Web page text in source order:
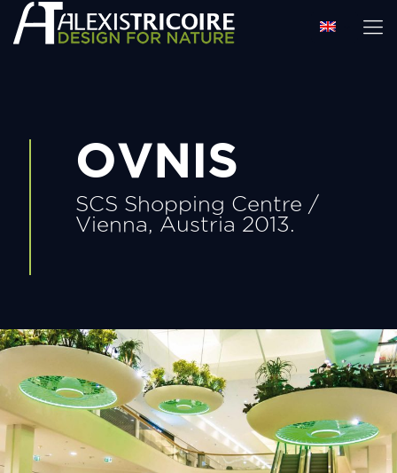
OVNIS
SCS Shopping Centre /
Vienna, Austria 2013.